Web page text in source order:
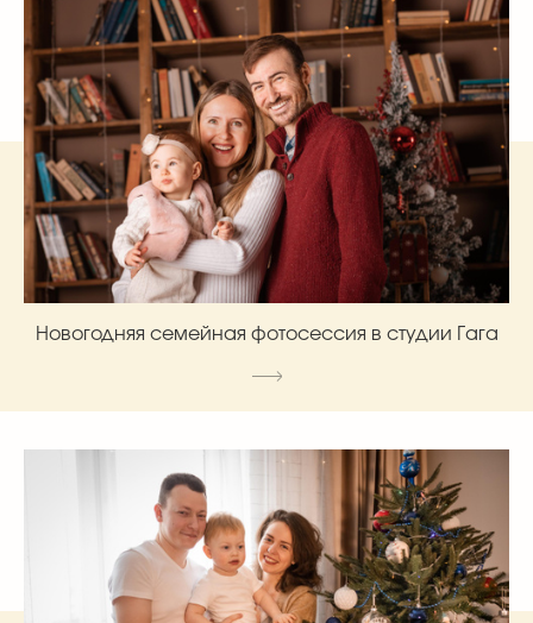
Новогодняя семейная фотосессия в студии Гага